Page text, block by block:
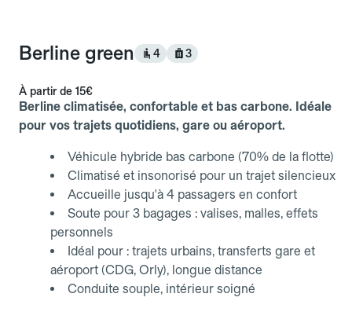
Berline green 4 3
À partir de 15€
Berline climatisée, confortable et bas carbone. Idéale
pour vos trajets quotidiens, gare ou aéroport.
Véhicule hybride bas carbone (70% de la flotte)
Climatisé et insonorisé pour un trajet silencieux
Accueille jusqu'à 4 passagers en confort
Soute pour 3 bagages : valises, malles, effets
personnels
Idéal pour : trajets urbains, transferts gare et
aéroport (CDG, Orly), longue distance
Conduite souple, intérieur soigné